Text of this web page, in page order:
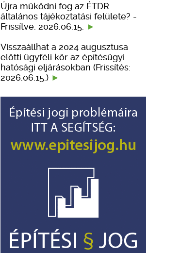
Újra működni fog az ÉTDR
általános tájékoztatási felülete? -
Frissítve: 2026.06.15.
Visszaállhat a 2024 augusztusa
előtti ügyféli kör az építésügyi
hatósági eljárásokban (Frissítés:
2026.06.15.)